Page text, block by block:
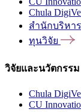
Chula
สำนักบริหา
ทุนวิจัย
วิจัยและนวัตกรรม
Chula
CU